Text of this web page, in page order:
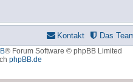
Das
Kontakt
® Forum Software © phpBB Limited
phpBB.de